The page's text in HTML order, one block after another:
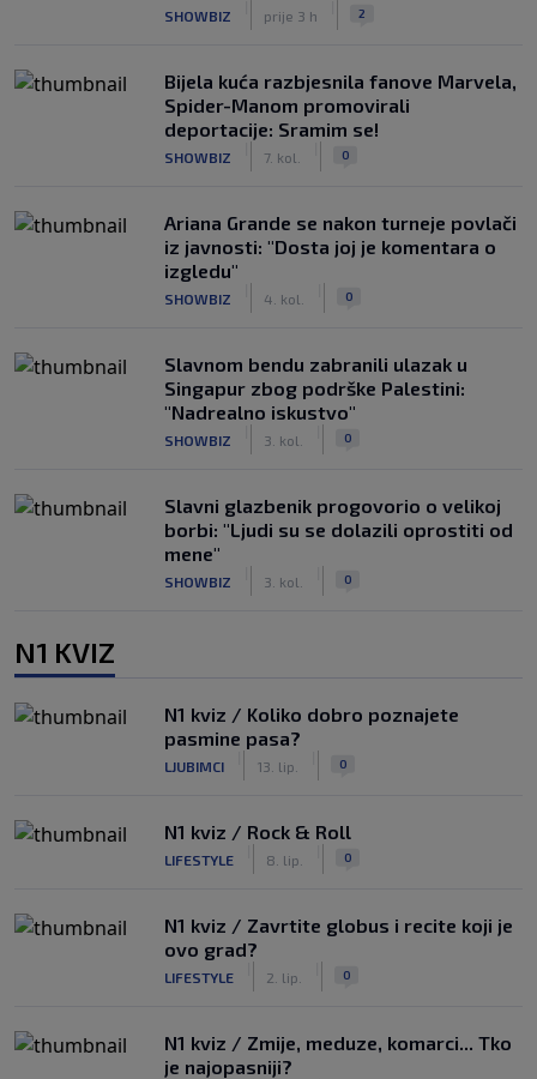
SHOWBIZ prije 3 h 2
Bijela kuća razbjesnila fanove Marvela,
Spider-Manom promovirali
deportacije: Sramim se!
SHOWBIZ 7. kol. 0
Ariana Grande se nakon turneje povlači
iz javnosti: "Dosta joj je komentara o
izgledu"
SHOWBIZ 4. kol. 0
Slavnom bendu zabranili ulazak u
Singapur zbog podrške Palestini:
"Nadrealno iskustvo"
SHOWBIZ 3. kol. 0
Slavni glazbenik progovorio o velikoj
borbi: "Ljudi su se dolazili oprostiti od
mene"
SHOWBIZ 3. kol. 0
N1 KVIZ
N1 kviz / Koliko dobro poznajete
pasmine pasa?
LJUBIMCI 13. lip. 0
N1 kviz / Rock & Roll
LIFESTYLE 8. lip. 0
N1 kviz / Zavrtite globus i recite koji je
ovo grad?
LIFESTYLE 2. lip. 0
N1 kviz / Zmije, meduze, komarci... Tko
je najopasniji?